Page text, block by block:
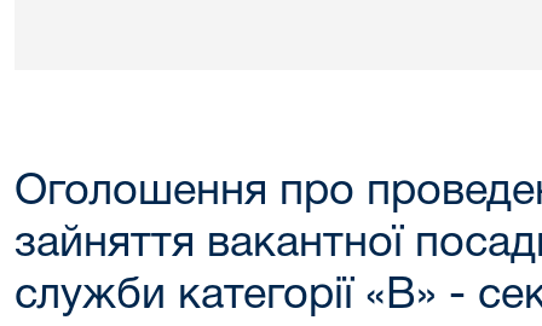
Оголошення про
зайняття вакантної
служби категорії «В» -